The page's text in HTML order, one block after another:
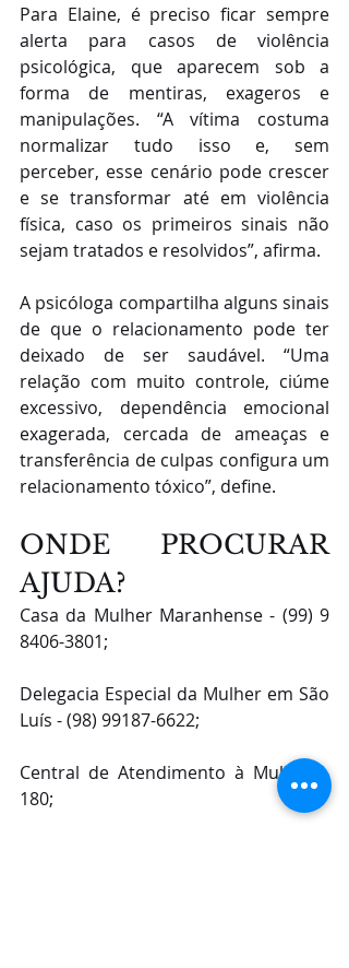
Para Elaine, é preciso ficar sempre
alerta para casos de violência
psicológica, que aparecem sob a
forma de mentiras, exageros e
manipulações. “A vítima costuma
normalizar tudo isso e, sem
perceber, esse cenário pode crescer
e se transformar até em violência
física, caso os primeiros sinais não
sejam tratados e resolvidos”, afirma.
A psicóloga compartilha alguns sinais
de que o relacionamento pode ter
deixado de ser saudável. “Uma
relação com muito controle, ciúme
excessivo, dependência emocional
exagerada, cercada de ameaças e
transferência de culpas configura um
relacionamento tóxico”, define.
ONDE PROCURAR
AJUDA?
Casa da Mulher Maranhense - (99) 9
8406-3801;
Delegacia Especial da Mulher em São
Luís - (98) 99187-6622;
Central de Atendimento à Mulher –
180;